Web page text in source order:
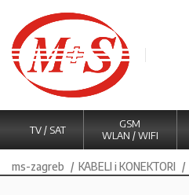
TV / SAT
GSM
WLAN / WIFI
ms-zagreb KABELI i KONEKTORI